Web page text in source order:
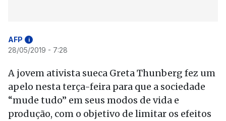
AFP i
28/05/2019 - 7:28
A jovem ativista sueca Greta Thunberg fez um
apelo nesta terça-feira para que a sociedade
“mude tudo” em seus modos de vida e
produção, com o objetivo de limitar os efeitos